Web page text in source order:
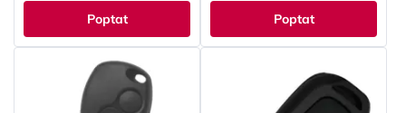
MITSUBISHI, NISSAN, PEUGEOT,
RENAULT, SUBARU, SUZUKI,
TOYOTA, YAMAHA
Poptat Poptat